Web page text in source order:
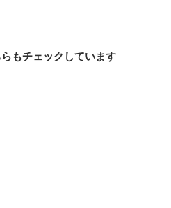
もチェックしています